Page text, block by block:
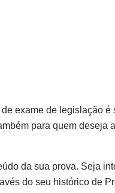
exame de legislação é
para quem deseja
da sua prova. Seja
do seu histórico de